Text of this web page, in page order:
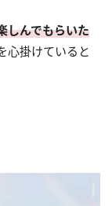
しんでもらいた
心掛けていると